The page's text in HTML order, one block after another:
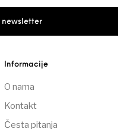
Informacije
O nama
Kontakt
Česta pitanja